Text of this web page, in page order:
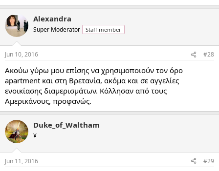
Alexandra
Super Moderator Staff member
Jun 10, 2016 #28
Ακούω γύρω μου επίσης να χρησιμοποιούν τον όρο
apartment και στη Βρετανία, ακόμα και σε αγγελίες
ενοικίασης διαμερισμάτων. Κόλλησαν από τους
Αμερικάνους, προφανώς.
Duke_of_Waltham
¥
Jun 11, 2016 #29